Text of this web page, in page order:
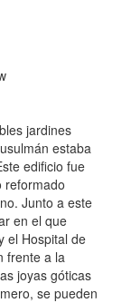
jardines
estaba
edificio fue
reformado
Junto a este
en el que
el Hospital de
frente a la
joyas góticas
se pueden